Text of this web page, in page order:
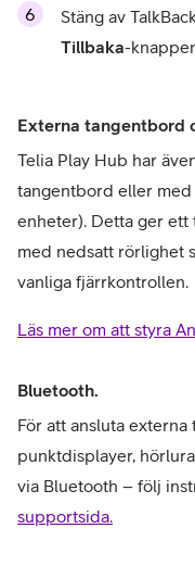
Stäng av
Tillbaka-
Externa tangentbord
Telia Play Hub har
tangentbord eller
enheter). Detta ger
med nedsatt rörlighet
vanliga fjärrkontrollen.
Läs mer om att styra
Bluetooth.
För att ansluta
punktdisplayer,
via Bluetooth – följ
supportsida.